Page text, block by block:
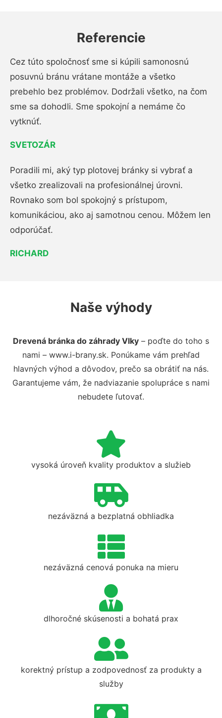
Referencie
Cez túto spoločnosť sme si kúpili samonosnú
posuvnú bránu vrátane montáže a všetko
prebehlo bez problémov. Dodržali všetko, na čom
sme sa dohodli. Sme spokojní a nemáme čo
vytknúť.
SVETOZÁR
Poradili mi, aký typ plotovej bránky si vybrať a
všetko zrealizovali na profesionálnej úrovni.
Rovnako som bol spokojný s prístupom,
komunikáciou, ako aj samotnou cenou. Môžem len
odporúčať.
RICHARD
Naše výhody
Drevená bránka do záhrady Vlky – poďte do toho s
nami – www.i-brany.sk. Ponúkame vám prehľad
hlavných výhod a dôvodov, prečo sa obrátiť na nás.
Garantujeme vám, že nadviazanie spolupráce s nami
nebudete ľutovať.
vysoká úroveň kvality produktov a služieb
nezáväzná a bezplatná obhliadka
nezáväzná cenová ponuka na mieru
dlhoročné skúsenosti a bohatá prax
korektný prístup a zodpovednosť za produkty a
služby